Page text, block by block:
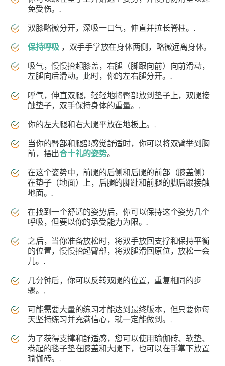
免受伤。.
双膝略微分开，深吸一口气，伸直并拉长脊柱。.
保持呼吸 ，双手手掌放在身体两侧，略微远离身体。
吸气，慢慢抬起膝盖，右腿（脚跟向前）向前滑动，
左腿向后滑动。此时，你的左右腿分开。.
呼气，伸直双腿，轻轻地将臀部放到垫子上，双腿接
触垫子，双手保持身体的重量。.
你的左大腿和右大腿平放在地板上。.
当你的臀部和腿部感觉舒适时，你可以将双臂举到胸
前，摆出合十礼的姿势。
在这个姿势中，前腿的后侧和后腿的前部（膝盖侧）
在垫子（地面）上，后腿的脚趾和前腿的脚后跟接触
地面。.
在找到一个舒适的姿势后，你可以保持这个姿势几个
呼吸，但要以你的承受能力为限。.
之后，当你准备放松时，将双手放回支撑和保持平衡
的位置，慢慢抬起臀部，将双腿滑回原位，放松一会
儿。.
几分钟后，你可以反转双腿的位置，重复相同的步
骤。.
可能需要大量的练习才能达到最终版本，但只要你每
天坚持练习并充满信心，就一定能做到。.
为了获得支撑和舒适感，您可以使用瑜伽砖、软垫、
卷起的毯子垫在膝盖和大腿下，也可以在手掌下放置
瑜伽砖。.